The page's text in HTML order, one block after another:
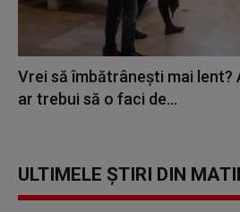
Vrei să îmbătrânești mai
ar trebui să o faci de...
ULTIMELE ȘTIRI DIN